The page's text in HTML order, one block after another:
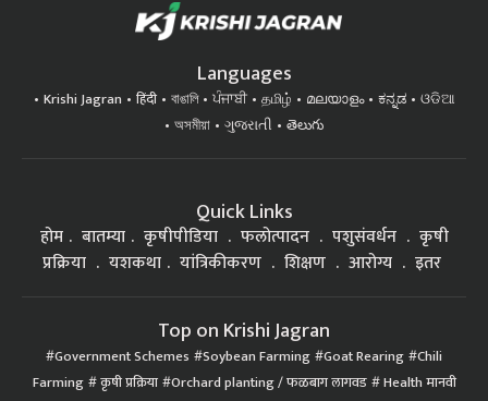
Languages
Krishi Jagran हिंदी বাঙালি ਪੰਜਾਬੀ தமிழ் മലയാളം ಕನ್ನಡ
ଓଡିଆ
অসমীয়া
ગુજરાતી తెలుగు
Quick Links
होम बातम्या कृषीपीडिया फलोत्पादन पशुसंवर्धन
कृषी
प्रक्रिया
यशकथा यांत्रिकीकरण शिक्षण आरोग्य इतर
Top on Krishi Jagran
Government Schemes Soybean Farming Goat Rearing Chili
Farming कृषी प्रक्रिया Orchard planting / फळबाग लागवड Health मानवी